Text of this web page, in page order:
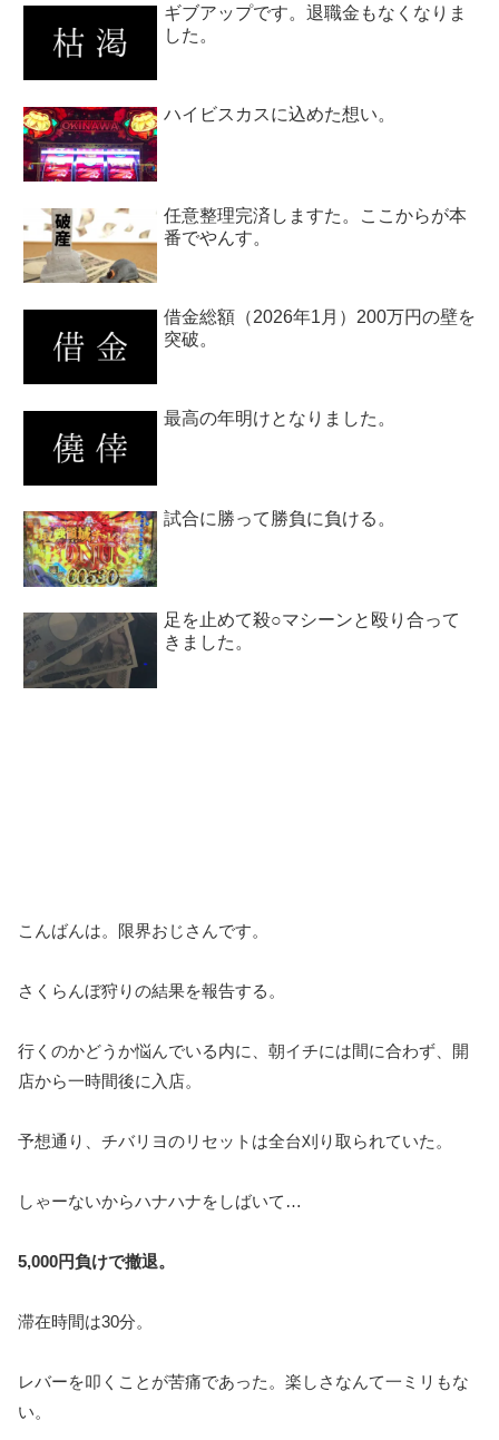
ギブアップです。退職金もなくなりま
した。
ハイビスカスに込めた想い。
任意整理完済しますた。ここからが本
番でやんす。
借金総額（2026年1月）200万円の壁を
突破。
最高の年明けとなりました。
試合に勝って勝負に負ける。
足を止めて殺○マシーンと殴り合って
きました。
こんばんは。限界おじさんです。
さくらんぼ狩りの結果を報告する。
行くのかどうか悩んでいる内に、朝イチには間に合わず、開
店から一時間後に入店。
予想通り、チバリヨのリセットは全台刈り取られていた。
しゃーないからハナハナをしばいて…
5,000円負けで撤退。
滞在時間は30分。
レバーを叩くことが苦痛であった。楽しさなんて一ミリもな
い。